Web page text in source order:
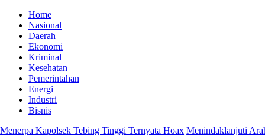
Home
Nasional
Daerah
Ekonomi
Kriminal
Kesehatan
Pemerintahan
Energi
Industri
Bisnis
Kapolsek Tebing Tinggi Ternyata Hoax Menindaklanjuti Arahan